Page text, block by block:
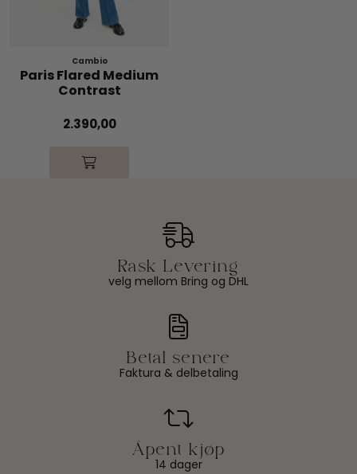
Cambio
Paris Flared Medium
Contrast
2.390,00
velg mellom Bring og DHL
Faktura & delbetaling
14 dager